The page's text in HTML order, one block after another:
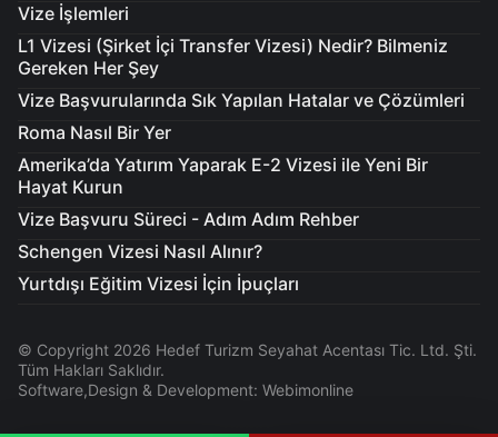
Vize İşlemleri
L1 Vizesi (Şirket İçi Transfer Vizesi) Nedir? Bilmeniz
Gereken Her Şey
Vize Başvurularında Sık Yapılan Hatalar ve Çözümleri
Roma Nasıl Bir Yer
Amerika’da Yatırım Yaparak E-2 Vizesi ile Yeni Bir
Hayat Kurun
Vize Başvuru Süreci - Adım Adım Rehber
Schengen Vizesi Nasıl Alınır?
Yurtdışı Eğitim Vizesi İçin İpuçları
© Copyright 2026 Hedef Turizm Seyahat Acentası Tic. Ltd. Şti.
Tüm Hakları Saklıdır.
Software,Design & Development: Webimonline